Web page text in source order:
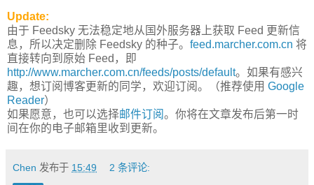
Update:
由于 Feedsky 无法稳定地从国外服务器上获取 Feed 更新信
息，所以决定删除 Feedsky 的种子。 feed.marcher.com.cn 将
直接转向到原始 Feed，即
http://www.marcher.com.cn/feeds/posts/default。如果有感兴
趣，想订阅博客更新的同学，欢迎订阅。（推荐使用 Google
Reader）
如果愿意，也可以选择邮件订阅。你将在文章发布后第一时
间在你的电子邮箱里收到更新。
Chen 发布于 15:49 2 条评论: